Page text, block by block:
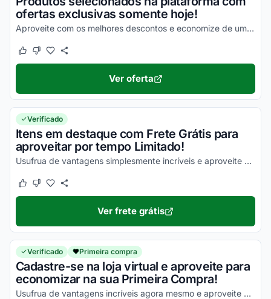
ofertas exclusivas somente hoje!
Aproveite com os melhores descontos e economize de uma forma simples nas suas compras!
Este cupom funcionou
Este cupom não funcionou
Ver oferta
Verificado
Itens em destaque com Frete Grátis para
aproveitar por tempo Limitado!
Usufrua de vantagens simplesmente incríveis e aproveite para economizar!
Este cupom funcionou
Este cupom não funcionou
Ver frete grátis
Verificado Primeira compra
Cadastre-se na loja virtual e aproveite para
economizar na sua Primeira Compra!
Usufrua de vantagens incríveis agora mesmo e aproveite para economizar!